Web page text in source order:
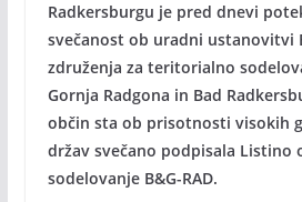
Radkersburgu je pred dnevi
svečanost ob uradni ustanovitvi
združenja za teritorialno
Gornja Radgona in Bad
občin sta ob prisotnosti visokih
držav svečano podpisala Listino
sodelovanje B&G-RAD.